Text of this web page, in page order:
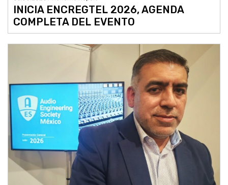
INICIA ENCREGTEL 2026, AGENDA
COMPLETA DEL EVENTO